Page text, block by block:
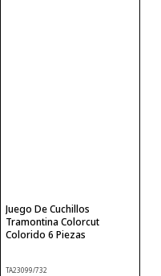
Juego De Cuchillos
Tramontina Colorcut
Colorido 6 Piezas
TA23099/732